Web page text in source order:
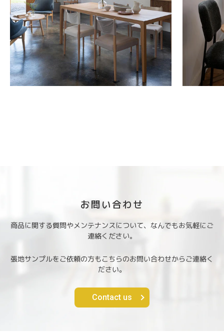
お問い合わせ
商品に関する質問やメンテナンスについて、なんでもお気軽にご
連絡ください。
張地サンプルをご依頼の方もこちらのお問い合わせからご連絡く
ださい。
Contact us